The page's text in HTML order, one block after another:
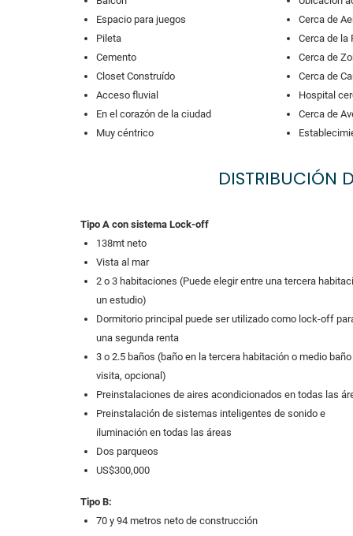
Espacio para juegos
Pileta
Cemento
Closet Construído
Acceso fluvial
En el corazón de la ciudad
Muy céntrico
Cerca de
Cerca de la
Cerca de
Cerca de
Hospital
Cerca de
DISTRIBUCIÓN
Tipo A con sistema Lock-off
138mt neto
Vista al mar
2 o 3 habitaciones (Puede elegir entre una tercera
un estudio)
Dormitorio principal puede ser utilizado como lock-off
una segunda renta
3 o 2.5 baños (baño en la tercera habitación o medio
visita, opcional)
Preinstalaciones de aires acondicionados en todas las
Preinstalación de sistemas inteligentes de sonido e
iluminación en todas las áreas
Dos parqueos
US$300,000
Tipo B:
70 y 94 metros neto de construcción